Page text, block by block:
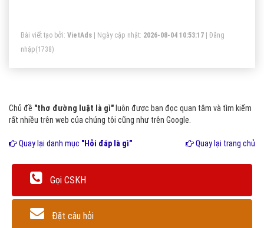
Bài viết tạo bởi: VietAds | Ngày cập nhật: 2026-08-04 10:53:17
Đăng
nhập(1738)
Chủ đề "thơ đường luật là gì" luôn được bạn đọc quan tâm và tìm kiếm
rất nhiều trên web của chúng tôi cũng như trên Google.
Quay lại danh mục "Hỏi đáp là gì" Quay lại trang chủ
Gọi CSKH
Đặt câu hỏi